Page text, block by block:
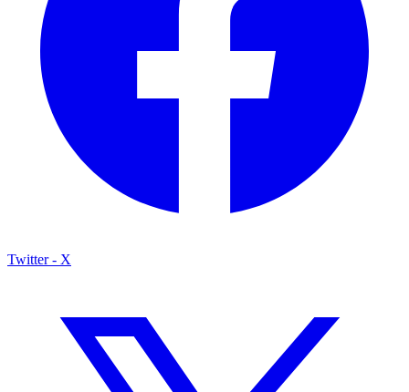
Twitter - X